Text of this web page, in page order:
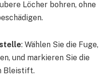
Löcher bohren, ohne
: Wählen Sie die Fuge,
und markieren Sie die
Bleistift.